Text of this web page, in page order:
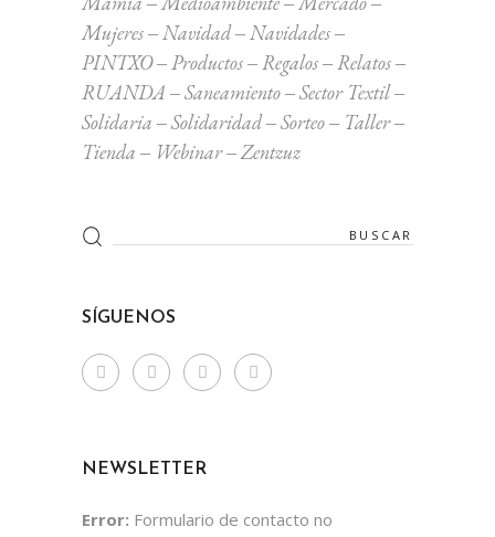
Mujeres
Navidad
Navidades
PINTXO
Productos Regalos
Relatos
RUANDA
Saneamiento
Sector Textil
Solidaria
Solidaridad Sorteo
Taller
Tienda
Webinar Zentzuz
Search
for:
SÍGUENOS
NEWSLETTER
Error: Formulario de contacto no